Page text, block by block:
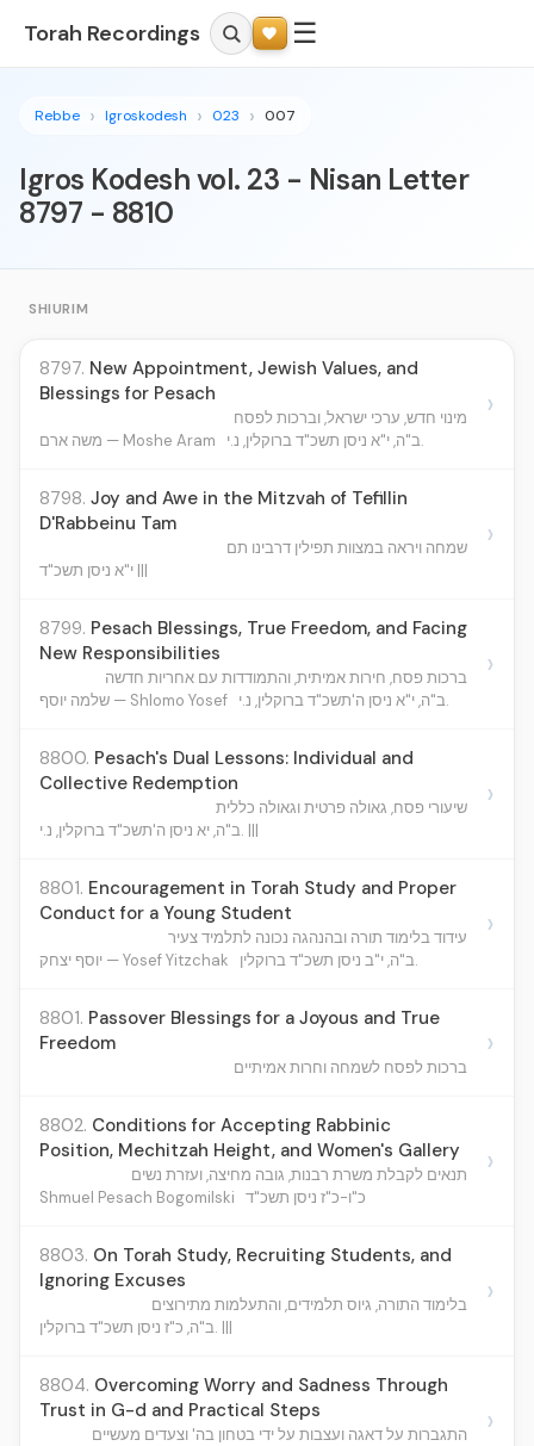
Torah Recordings ☰
Rebbe Igroskodesh 023 007
Igros Kodesh vol. 23 - Nisan Letter
8797 - 8810
SHIURIM
8797. New Appointment, Jewish Values, and
Blessings for Pesach
מינוי חדש, ערכי ישראל, וברכות לפסח
משה ארם — Moshe Aram
ב"ה, י"א ניסן תשכ"ד ברוקלין, נ.י.
›
8798. Joy and Awe in the Mitzvah of Tefillin
D'Rabbeinu Tam
שמחה ויראה במצוות תפילין דרבינו תם
י"א ניסן תשכ"ד |||
›
8799. Pesach Blessings, True Freedom, and Facing
New Responsibilities
ברכות פסח, חירות אמיתית, והתמודדות עם אחריות חדשה
שלמה יוסף — Shlomo Yosef
ב"ה, י"א ניסן ה'תשכ"ד ברוקלין, נ.י.
›
8800. Pesach's Dual Lessons: Individual and
Collective Redemption
שיעורי פסח, גאולה פרטית וגאולה כללית
ב"ה, יא ניסן ה'תשכ"ד ברוקלין, נ.י. |||
›
8801. Encouragement in Torah Study and Proper
Conduct for a Young Student
עידוד בלימוד תורה ובהנהגה נכונה לתלמיד צעיר
יוסף יצחק — Yosef Yitzchak
ב"ה, י"ב ניסן תשכ"ד ברוקלין.
›
8801. Passover Blessings for a Joyous and True
Freedom
ברכות לפסח לשמחה וחרות אמיתיים
›
8802. Conditions for Accepting Rabbinic
Position, Mechitzah Height, and Women's Gallery
תנאים לקבלת משרת רבנות, גובה מחיצה, ועזרת נשים
Shmuel Pesach Bogomilski כ"ו-כ"ז ניסן תשכ"ד
›
8803. On Torah Study, Recruiting Students, and
Ignoring Excuses
בלימוד התורה, גיוס תלמידים, והתעלמות מתירוצים
ב"ה, כ"ז ניסן תשכ"ד ברוקלין. |||
›
8804. Overcoming Worry and Sadness Through
Trust in G-d and Practical Steps
התגברות על דאגה ועצבות על ידי בטחון בה' וצעדים מעשיים
›